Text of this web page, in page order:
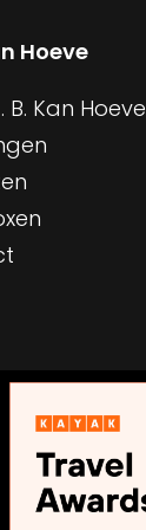
Hoeve
Kan Hoeve